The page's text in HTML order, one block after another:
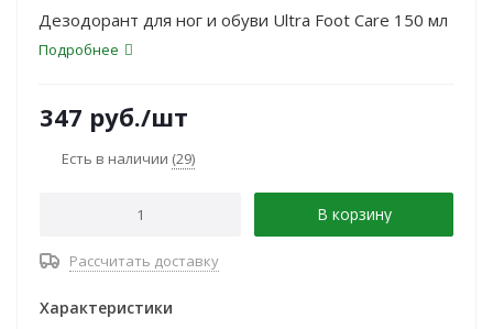
Дезодорант для ног и обуви Ultra Foot Care 150 мл
Подробнее
347 руб./шт
Есть в наличии (29)
В корзину
Рассчитать доставку
Характеристики